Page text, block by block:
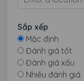
Sắp xếp
Mặc định
Đánh giá tốt
Đánh giá xấu
Nhiều đánh giá